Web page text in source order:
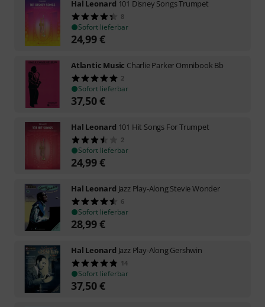
Hal Leonard 101 Disney Songs Trumpet
8
Sofort lieferbar
24,99€
Atlantic Music Charlie Parker Omnibook Bb
2
Sofort lieferbar
37,50€
Hal Leonard 101 Hit Songs For Trumpet
2
Sofort lieferbar
24,99€
Hal Leonard Jazz Play-Along Stevie Wonder
6
Sofort lieferbar
28,99€
Hal Leonard Jazz Play-Along Gershwin
14
Sofort lieferbar
37,50€